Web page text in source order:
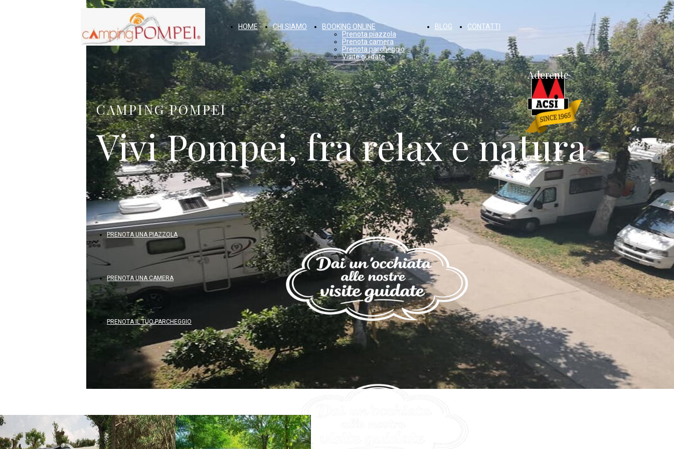
HOME CHI SIAMO
BOOKING ONLINE
Prenota piazzola
Prenota camera
Prenota parcheggio
Visite guidate
BLOG CONTATTI
Aderente
CAMPING POMPEI
Vivi Pompei, fra relax e natura
PRENOTA UNA PIAZZOLA
PRENOTA UNA CAMERA
PRENOTA IL TUO PARCHEGGIO